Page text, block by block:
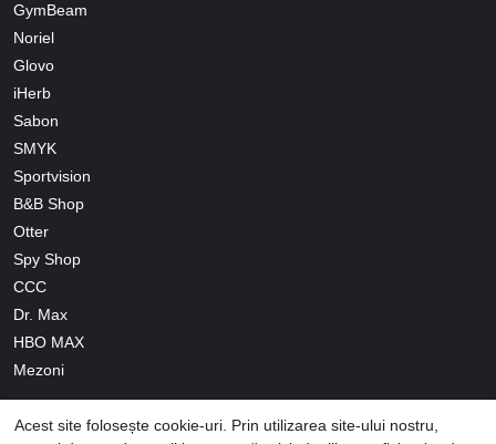
GymBeam
Noriel
Glovo
iHerb
Sabon
SMYK
Sportvision
B&B Shop
Otter
Spy Shop
CCC
Dr. Max
HBO MAX
Mezoni
Acest site folosește cookie-uri. Prin utilizarea site-ului nostru,